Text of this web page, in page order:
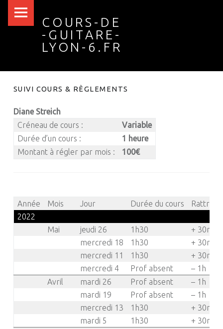
COURS-DE
-GUITARE-
LYON-6.FR
Cours-
Lyon-
6.fr
Skip
SUIVI COURS & RÈGLEMENTS
Diane Streich
Créneau de cours :
Variable
Durée d’un cours :
1 heure
Montant à régler par mois :
100€
Année Mois Jour Durée du cours
2022
Mai
jeudi 26 1h30
+ 30mn
mercredi 18
1h30
+ 30mn
mercredi 11
1h30
+ 30mn
mercredi 4
Prof absent
– 1h
Avril
mardi 26 Prof absent
– 1h
mardi 19
Prof absent
– 1h
mercredi 13
1h30
+ 30mn
mardi 5
1h30
+ 30mn